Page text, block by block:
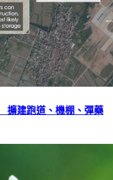
擴建跑道、機棚、彈藥